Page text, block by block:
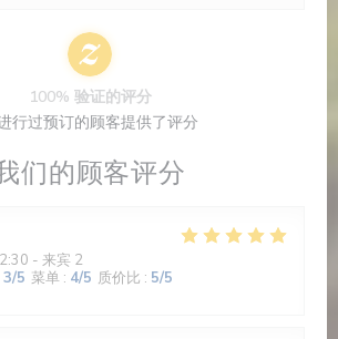
们的顾客评分
- 来宾 2
3/5 菜单 : 4/5 质价比 : 5/5
100% 验证的评分
行过预订的顾客提供了评分